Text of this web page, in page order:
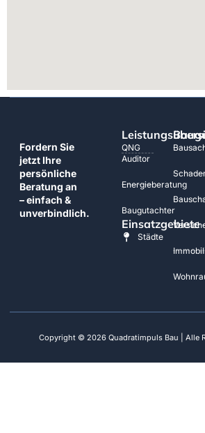
Fordern Sie
jetzt Ihre
persönliche
Beratung an
– einfach &
unverbindlich.
QNG
Auditor
Energieberatung
Baugutachter
Einsatzgebiete
Städte
Copyright © 2026 Quadratimpuls Bau | Alle